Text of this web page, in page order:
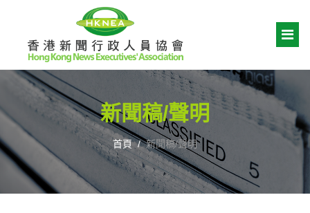
新聞稿/聲明
首頁 新聞稿/聲明